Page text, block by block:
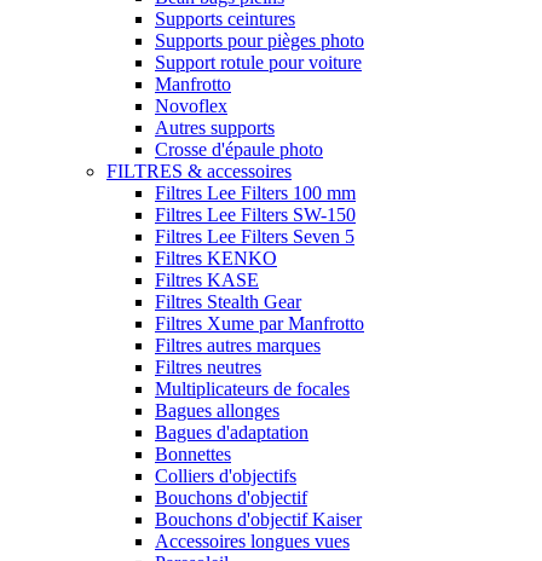
Supports ceintures
Supports pour pièges photo
Support rotule pour voiture
Manfrotto
Novoflex
Autres supports
Crosse d'épaule photo
FILTRES & accessoires
Filtres Lee Filters 100 mm
Filtres Lee Filters SW-150
Filtres Lee Filters Seven 5
Filtres KENKO
Filtres KASE
Filtres Stealth Gear
Filtres Xume par Manfrotto
Filtres autres marques
Filtres neutres
Multiplicateurs de focales
Bagues allonges
Bagues d'adaptation
Bonnettes
Colliers d'objectifs
Bouchons d'objectif
Bouchons d'objectif Kaiser
Accessoires longues vues